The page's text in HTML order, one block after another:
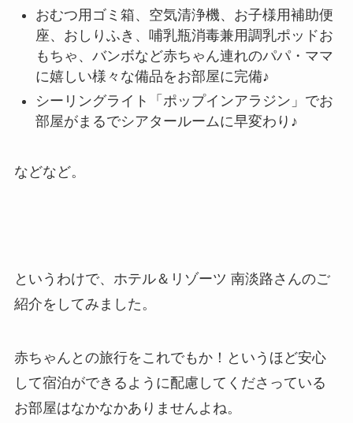
おむつ用ゴミ箱、空気清浄機、お子様用補助便
座、おしりふき、哺乳瓶消毒兼用調乳ポッドお
もちゃ、バンボなど赤ちゃん連れのパパ・ママ
に嬉しい様々な備品をお部屋に完備♪
シーリングライト「ポップインアラジン」でお
部屋がまるでシアタールームに早変わり♪
などなど。
というわけで、ホテル＆リゾーツ 南淡路さんのご
紹介をしてみました。
赤ちゃんとの旅行をこれでもか！というほど安心
して宿泊ができるように配慮してくださっている
お部屋はなかなかありませんよね。